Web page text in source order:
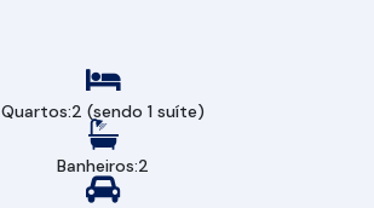
Quartos:2 (sendo 1 suíte)
Banheiros:2